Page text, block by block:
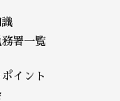
署一覧
イント